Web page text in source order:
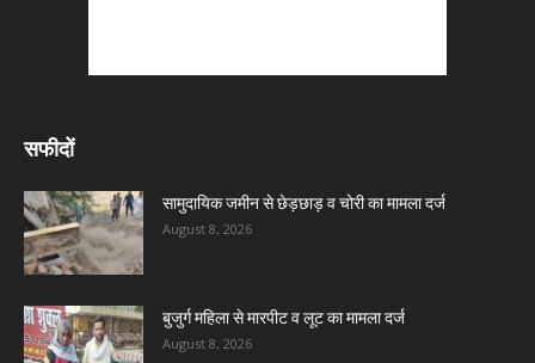
सफीदों
सामुदायिक जमीन से छेड़छाड़ व चोरी का मामला दर्ज
August 8, 2026
बुजुर्ग महिला से मारपीट व लूट का मामला दर्ज
August 8, 2026